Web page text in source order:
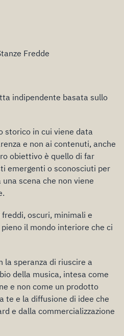
Fredde
indipendente basata sullo
storico in cui viene data
e non ai contenuti, anche
obiettivo è quello di far
emergenti o sconosciuti per
scena che non viene
oscuri, minimali e
il mondo interiore che ci
la speranza di riuscire a
della musica, intesa come
e non come un prodotto
te e la diffusione di idee che
e dalla commercializzazione